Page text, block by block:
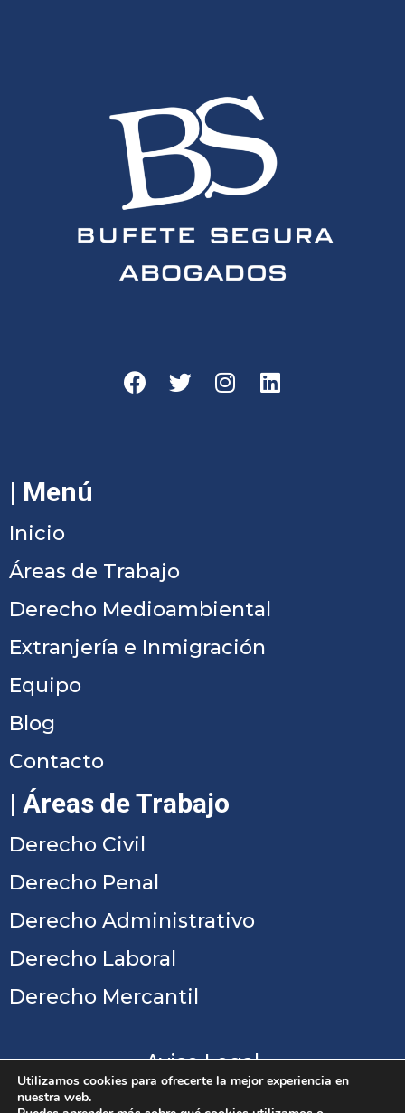
| Menú
Inicio
Áreas de Trabajo
Derecho Medioambiental
Extranjería e Inmigración
Equipo
Blog
Contacto
| Áreas de Trabajo
Derecho Civil
Derecho Penal
Derecho Administrativo
Derecho Laboral
Derecho Mercantil
Aviso Legal
Utilizamos cookies para ofrecerte la mejor experiencia en
nuestra web.